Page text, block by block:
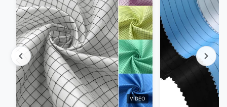
VIDEO